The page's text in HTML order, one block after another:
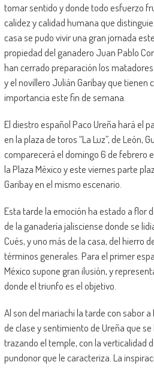
tomar sentido y donde todo esfuerzo
calidez y calidad humana que
casa se pudo vivir una gran jornada
propiedad del ganadero Juan Pablo
han cerrado preparación los
y el novillero Julián Garibay que tienen
importancia este fin de semana.
El diestro español Paco Ureña hará el
en la plaza de toros “La Luz”, de León,
comparecerá el domingo 6 de febrero
la Plaza México y este viernes parte
Garibay en el mismo escenario.
Esta tarde la emoción ha estado a flor
de la ganadería jalisciense donde se
Cués, y uno más de la casa, del hierro
términos generales. Para el primer
México supone gran ilusión, y
donde el triunfo es el objetivo.
Al son del mariachi la tarde con sabor
de clase y sentimiento de Ureña que
trazando el temple, con la verticalidad
pundonor que le caracteriza. La